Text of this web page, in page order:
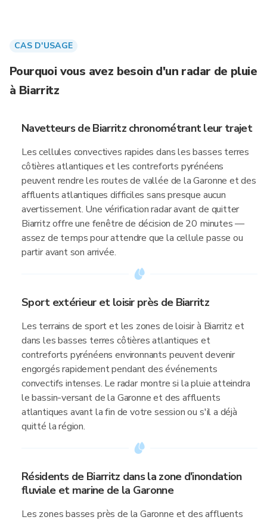
CAS D'USAGE
Pourquoi vous avez besoin d'un radar de pluie
à Biarritz
Navetteurs de Biarritz chronométrant leur trajet
Les cellules convectives rapides dans les basses terres
côtières atlantiques et les contreforts pyrénéens
peuvent rendre les routes de vallée de la Garonne et des
affluents atlantiques difficiles sans presque aucun
avertissement. Une vérification radar avant de quitter
Biarritz offre une fenêtre de décision de 20 minutes —
assez de temps pour attendre que la cellule passe ou
partir avant son arrivée.
Sport extérieur et loisir près de Biarritz
Les terrains de sport et les zones de loisir à Biarritz et
dans les basses terres côtières atlantiques et
contreforts pyrénéens environnants peuvent devenir
engorgés rapidement pendant des événements
convectifs intenses. Le radar montre si la pluie atteindra
le bassin-versant de la Garonne et des affluents
atlantiques avant la fin de votre session ou s'il a déjà
quitté la région.
Résidents de Biarritz dans la zone d'inondation
fluviale et marine de la Garonne
Les zones basses près de la Garonne et des affluents